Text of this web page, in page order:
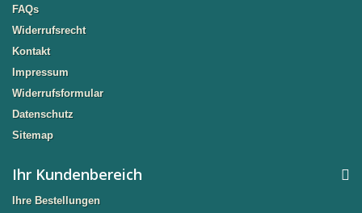
FAQs
Widerrufsrecht
Kontakt
Impressum
Widerrufsformular
Datenschutz
Sitemap
Ihr Kundenbereich
Ihre Bestellungen